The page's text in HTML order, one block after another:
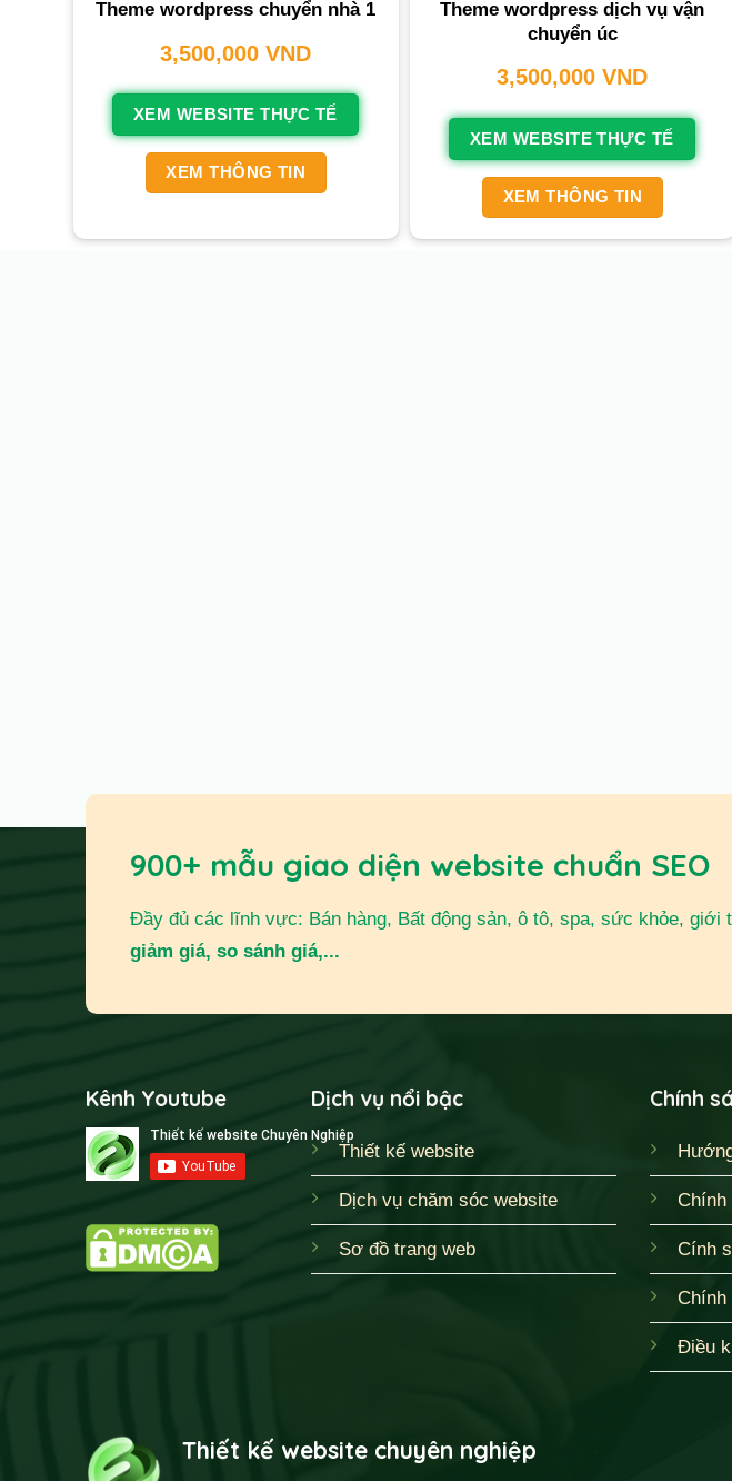
Theme wordpress chuyển nhà 1
3,500,000VND
XEM WEBSITE THỰC TẾ
XEM THÔNG TIN
Theme wordpress dịch vụ vận
chuyển úc
3,500,000VND
XEM WEBSITE THỰC TẾ
XEM THÔNG TIN
900+ mẫu giao diện website chuẩn SEO
Đầy đủ các lĩnh vực: Bán hàng, Bất động sản, ô tô, spa, sức khỏe, giới
giảm giá, so sánh giá,...
Kênh Youtube Dịch vụ nổi bậc
Thiết kế website
Dịch vụ chăm sóc website
Sơ đồ trang web
Chính
Chính
Cính
Chính
Điều
Thiết kế website chuyên nghiệp